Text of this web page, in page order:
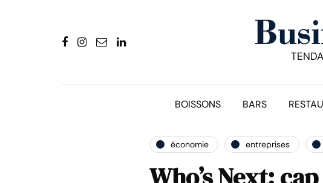
BOISSONS BARS
économie entreprises